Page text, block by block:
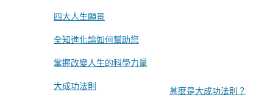
四大人生願景
全知進化論如何幫助您
掌握改變人生的科學力量
大成功法則 甚麼是大成功法則？